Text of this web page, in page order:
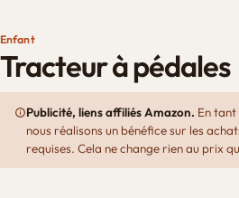
Enfant
Tracteur à pédales
Publicité, liens affiliés Amazon. En
nous réalisons un bénéfice sur les
requises. Cela ne change rien au prix